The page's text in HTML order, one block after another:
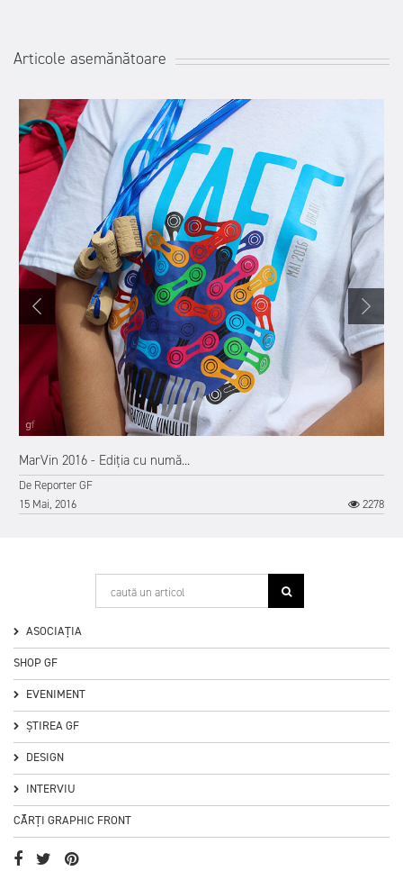
Articole asemănătoare
MarVin 2016 - Ediția cu numă...
De Reporter GF
15 Mai, 2016
2278
ASOCIAȚIA
SHOP GF
EVENIMENT
ȘTIREA GF
DESIGN
INTERVIU
CĂRȚI GRAPHIC FRONT